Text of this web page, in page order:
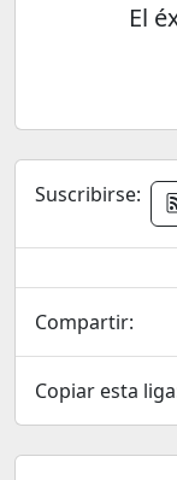
El
Suscribirse:
Compartir:
Copiar esta